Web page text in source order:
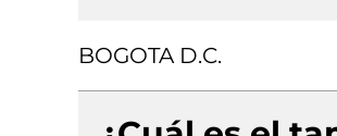
BOGOTA D.C.